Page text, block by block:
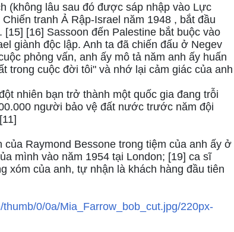
(không lâu sau đó được sáp nhập vào Lực
tranh Ả Rập-Israel năm 1948 , bắt đầu
[16] Sassoon đến Palestine bắt buộc vào
giành độc lập. Anh ta đã chiến đấu ở Negev
phỏng vấn, anh ấy mô tả năm anh ấy huấn
trong cuộc đời tôi" và nhớ lại cảm giác của anh
nhiên bạn trở thành một quốc gia đang trỗi
người bảo vệ đất nước trước năm đội
Raymond Bessone trong tiệm của anh ấy ở
mình vào năm 1954 tại London; [19] ca sĩ
xóm của anh, tự nhận là khách hàng đầu tiên